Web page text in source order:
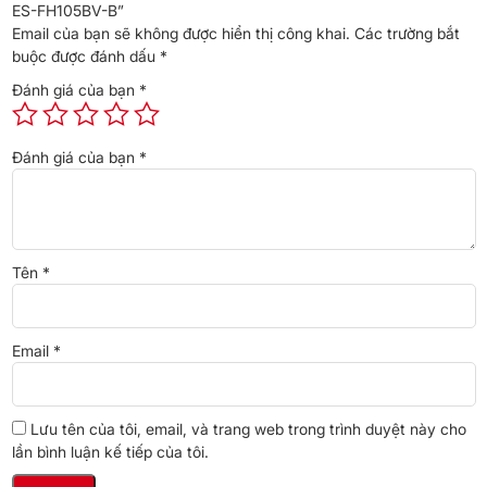
đến 90 độ.
Công nghệ tiết kiệm điện
– Máy sử dụng công nghệBLDC Invertervận hành êm ái kể cả
– Tiết kiệm điện năng tốt với nhãn năng lượng
điện là 10.5 Wh/kg
ES-FH105BV-B”
Email của bạn sẽ không được hiển thị công khai. Các trường bắt
buộc được đánh dấu *
Đánh giá của bạn *
Đánh giá của bạn *
Tên *
Email *
Lưu tên của tôi, email, và trang web trong trình duyệt này cho
lần bình luận kế tiếp của tôi.